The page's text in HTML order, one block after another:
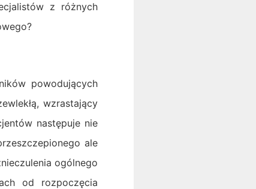
z różnych
powodujących
wzrastający
następuje nie
ale
ogólnego
od rozpoczęcia